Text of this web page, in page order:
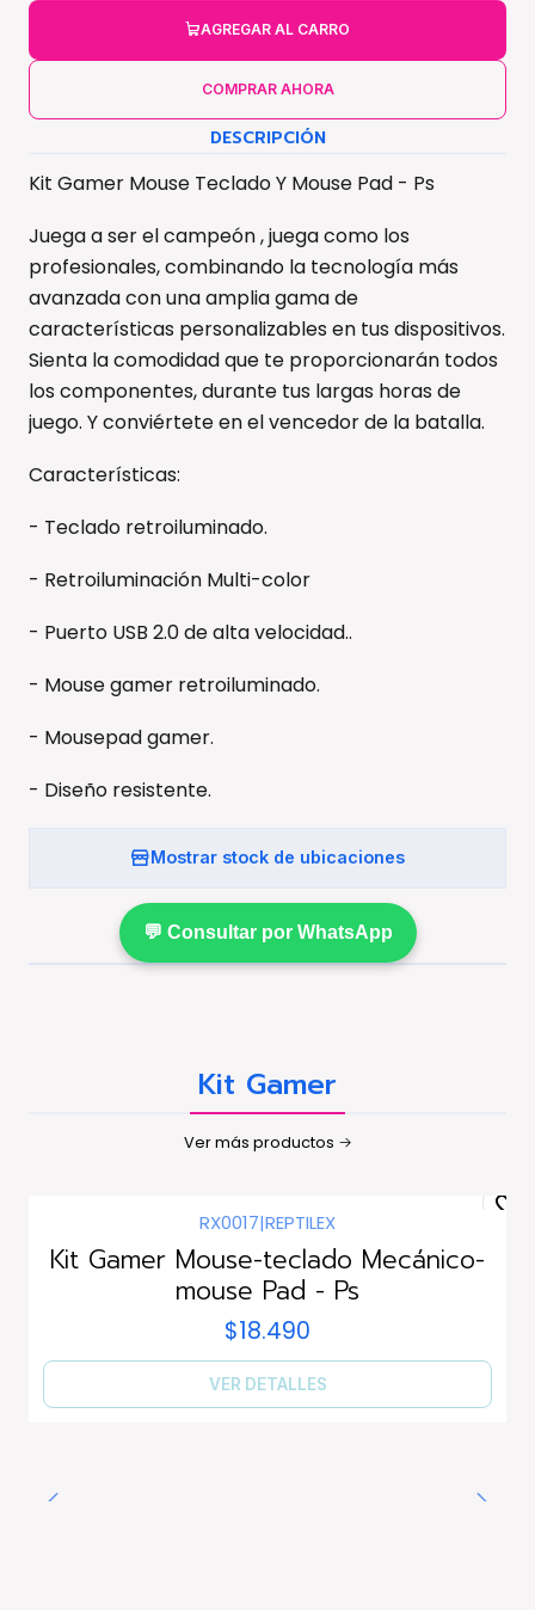
AGREGAR AL CARRO
COMPRAR AHORA
DESCRIPCIÓN
Kit Gamer Mouse Teclado Y Mouse Pad - Ps
Juega a ser el campeón , juega como los
profesionales, combinando la tecnología más
avanzada con una amplia gama de
características personalizables en tus dispositivos.
Sienta la comodidad que te proporcionarán todos
los componentes, durante tus largas horas de
juego. Y conviértete en el vencedor de la batalla.
Características:
- Teclado retroiluminado.
- Retroiluminación Multi-color
- Puerto USB 2.0 de alta velocidad..
- Mouse gamer retroiluminado.
- Mousepad gamer.
- Diseño resistente.
Mostrar stock de ubicaciones
💬 Consultar por WhatsApp
Kit Gamer
Ver más productos
RX0017|REPTILEX
Kit Gamer Mouse-teclado Mecánico-
mouse Pad - Ps
$18.490
VER DETALLES